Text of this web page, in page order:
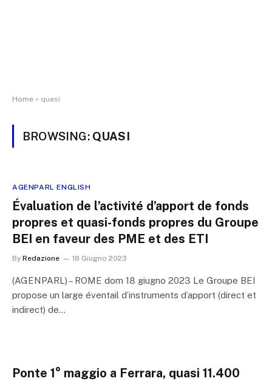
Home » quasi
BROWSING: QUASI
AGENPARL ENGLISH
Évaluation de l’activité d’apport de fonds
propres et quasi-fonds propres du Groupe
BEI en faveur des PME et des ETI
By Redazione 18 Giugno 2023
(AGENPARL) – ROME dom 18 giugno 2023 Le Groupe BEI
propose un large éventail d’instruments d’apport (direct et
indirect) de…
Ponte 1° maggio a Ferrara, quasi 11.400